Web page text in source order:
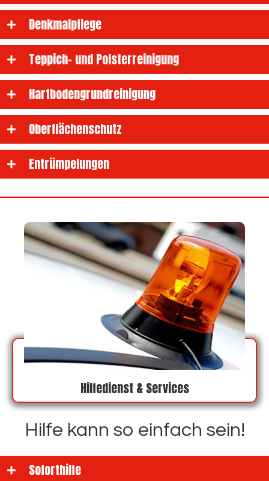
Denkmalpflege
Teppich- und Polsterreinigung
Hartbodengrundreinigung
Oberflächenschutz
Entrümpelungen
Hilfedienst & Services
Hilfe kann so einfach sein!
Soforthilfe